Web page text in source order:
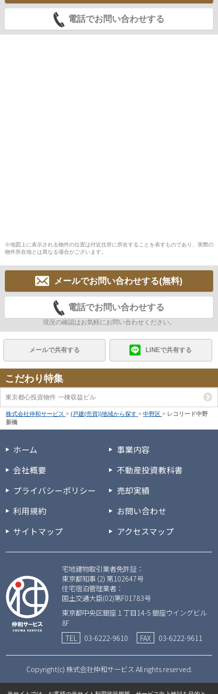
電話でお問い合わせする
※地図上に表示される物件の位置は付近住所に所在することを表すものであり、実際の
物件所在地とは異なる場合がございます。
メールでお問い合わせする(無料)
電話でお問い合わせする
現況の確認はお気軽にお問い合わせください。
メールで共有する LINEで共有する
こだわり特集
東京都心投資物件 一棟収益ビル
株式会社仲和サービス > (戸建(売買))地域から探す > 中野区 > レコリード中野
新橋
ホーム
会社概要
プライバシーポリシー
利用規約
サイトマップ
事業内容
不動産投資教科書
売却実績
お問い合わせ
アクセスマップ
宅地建物取引業者免許証：
東京都知事 (2) 第102647号
住宅宿泊管理業者：
国土交通大臣(02)第F01783号
東京都中央区銀座１丁目14-5 銀座ウイングビル
8F
TEL
03-6222-9610 FAX 03-6222-9611
Copyright(c) 株式会社仲和サービス All rights reserved.